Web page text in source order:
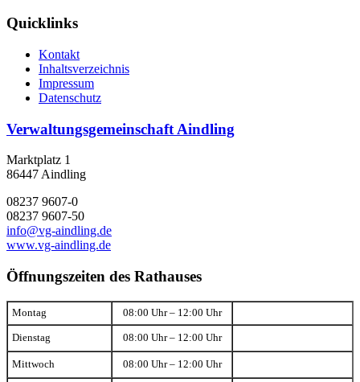
Quicklinks
Kontakt
Inhaltsverzeichnis
Impressum
Datenschutz
Verwaltungsgemeinschaft Aindling
Marktplatz 1
86447 Aindling
08237 9607-0
08237 9607-50
info@vg-aindling.de
www.vg-aindling.de
Öffnungszeiten des Rathauses
Montag 08:00 Uhr – 12:00 Uhr
Dienstag 08:00 Uhr – 12:00 Uhr
Mittwoch 08:00 Uhr – 12:00 Uhr